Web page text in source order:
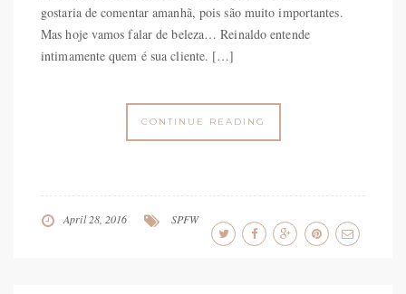
gostaria de comentar amanhã, pois são muito importantes.
Mas hoje vamos falar de beleza… Reinaldo entende
intimamente quem é sua cliente. […]
CONTINUE READING
April 28, 2016 SPFW